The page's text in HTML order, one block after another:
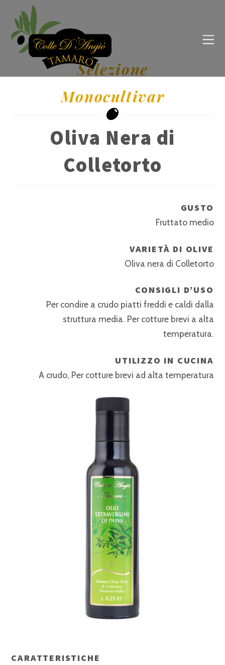
Selezione
Monocultivar
Oliva Nera di
Colletorto
GUSTO
Fruttato medio
VARIETÀ DI OLIVE
Oliva nera di Colletorto
CONSIGLI D’USO
Per condire a crudo piatti freddi e caldi dalla
struttura media. Per cotture brevi a alta
temperatura.
UTILIZZO IN CUCINA
A crudo, Per cotture brevi ad alta temperatura
CARATTERISTICHE